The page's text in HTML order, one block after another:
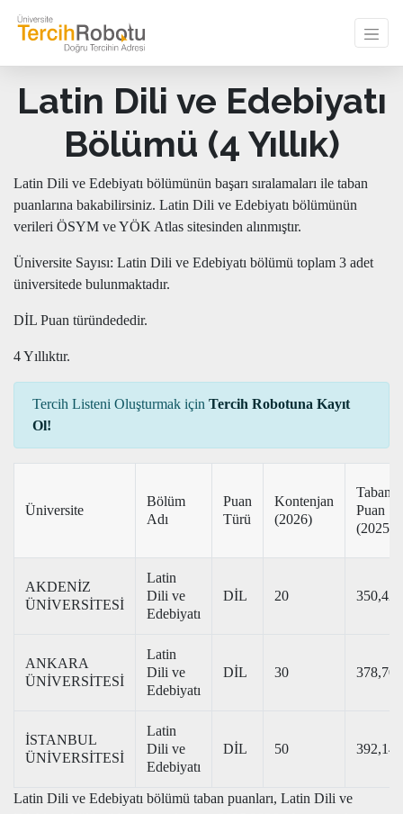
Latin Dili ve Edebiyatı
Bölümü (4 Yıllık)
Latin Dili ve Edebiyatı bölümünün başarı sıralamaları ile taban
puanlarına bakabilirsiniz. Latin Dili ve Edebiyatı bölümünün
verileri ÖSYM ve YÖK Atlas sitesinden alınmıştır.
Üniversite Sayısı: Latin Dili ve Edebiyatı bölümü toplam 3 adet
üniversitede bulunmaktadır.
DİL Puan türündededir.
4 Yıllıktır.
Tercih Listeni Oluşturmak için Tercih Robotuna Kayıt
Ol!
Üniversite
Bölüm
Adı
Puan
Türü
Kontenjan
(2026)
Taban
Puan
(2025)
AKDENİZ
ÜNİVERSİTESİ
Latin
Dili ve
Edebiyatı
DİL 20 350,42
ANKARA
ÜNİVERSİTESİ
Latin
Dili ve
Edebiyatı
DİL 30 378,70
İSTANBUL
ÜNİVERSİTESİ
Latin
Dili ve
Edebiyatı
DİL 50 392,14
Latin Dili ve Edebiyatı bölümü taban puanları, Latin Dili ve